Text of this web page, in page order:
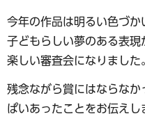
今年の作品は明るい色づか
子どもらしい夢のある表現
楽しい審査会になりました
残念ながら賞にはならな
ぱいあったことをお伝えし